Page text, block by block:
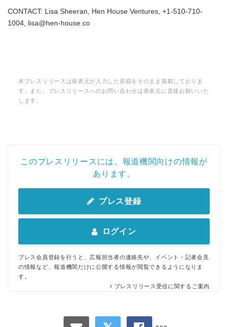
CONTACT: Lisa Sheeran, Hen House Ventures, +1-510-710-
1004, lisa@hen-house.co
本プレスリリースは発表元が入力した原稿をそのまま掲載しておりま
す。また、プレスリリースへのお問い合わせは発表元に直接お願いいた
します。
このプレスリリースには、報道機関向けの情報が
あります。
プレス登録
ログイン
プレス会員登録を行うと、広報担当者の連絡先や、イベント・記者会見
の情報など、報道機関だけに公開する情報が閲覧できるようになりま
す。
プレスリリース受信に関するご案内